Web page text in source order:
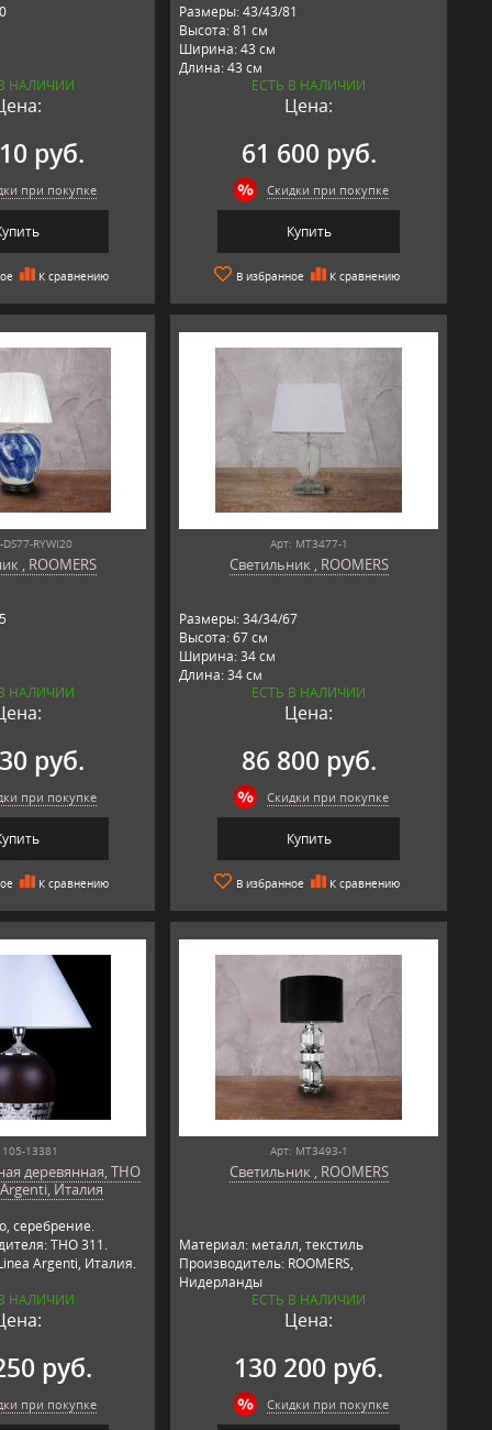
НАЛИЧИИ
руб.
при покупке
К сравнению
Размеры: 43/43/81
Высота: 81 см
Ширина: 43 см
Длина: 43 см
Материал: металл, текстиль
Производитель: ROOMERS,
ЕСТЬ В НАЛИЧИИ
Цена:
61 600 руб.
Скидки при покупке
Купить
В избранное К сравнению
RYWI20
, ROOMERS
НАЛИЧИИ
руб.
при покупке
К сравнению
Арт: MT3477-1
Светильник , ROOMERS
Размеры: 34/34/67
Высота: 67 см
Ширина: 34 см
Длина: 34 см
Материал: металл, текстиль
Производитель: ROOMERS,
ЕСТЬ В НАЛИЧИИ
Цена:
86 800 руб.
Скидки при покупке
Купить
В избранное К сравнению
13381
деревянная, THO
Италия
серебрение.
THO 311.
Argenti, Италия.
НАЛИЧИИ
руб.
при покупке
Арт: MT3493-1
Светильник , ROOMERS
Материал: металл, текстиль
Производитель: ROOMERS,
Нидерланды
ЕСТЬ В НАЛИЧИИ
Цена:
130 200 руб.
Скидки при покупке